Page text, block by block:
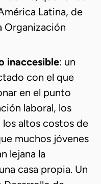
Latina, de
Organización
inaccesible: un
con el que
en el punto
laboral, los
altos costos de
muchos jóvenes
lejana la
casa propia. Un